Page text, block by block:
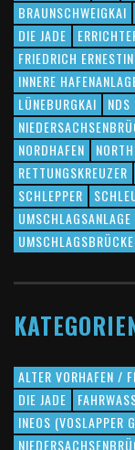
BRAUNSCHWEIGKAI
DIE JADE
FRIEDRICH
INNERE
LÜNEBURGKAI
NDS
NORDHAFEN
RETTUNGSKREUZER
SCHLEPPER
UMSCHLAGSANLAGE
UMSCHLAGSBRÜCKE
ALTER VORHAFEN /
DIE JADE
INEOS (VOSLAPPER